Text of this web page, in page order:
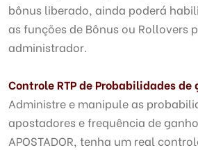
bônus liberado, ainda poderá
as funções de Bônus ou Rollovers
administrador.
Controle RTP de Probabilidades de
Administre e manipule as
apostadores e frequência de
APOSTADOR, tenha um real